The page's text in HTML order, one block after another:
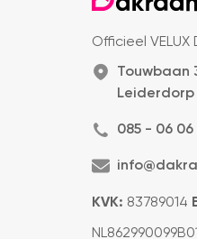
Officieel VELUX
Touwbaan
Leiderdorp
085 - 06 06
KVK: 83789014
NL862990099B01